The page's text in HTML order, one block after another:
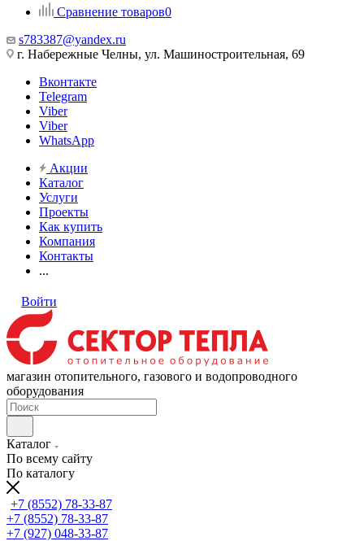
Сравнение товаров0
s783387@yandex.ru
г. Набережные Челны, ул. Машиностроительная, 69
Вконтакте
Telegram
Viber
Viber
WhatsApp
Акции
Каталог
Услуги
Проекты
Как купить
Компания
Контакты
...
Войти
магазин отопительного, газового и водопроводного
оборудования
Каталог
По всему сайту
По каталогу
+7 (8552) 78-33-87
+7 (8552) 78-33-87
+7 (927) 048-33-87